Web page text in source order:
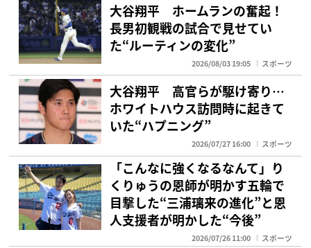
大谷翔平 ホームランの奮起！
長男初観戦の試合で見せてい
た“ルーティンの変化”
2026/08/03 19:05 スポーツ
大谷翔平 高官らが駆け寄り…
ホワイトハウス訪問時に起きて
いた“ハプニング”
2026/07/27 16:00 スポーツ
「こんなに強くなるなんて」り
くりゅうの恩師が明かす五輪で
目撃した“三浦璃来の進化”と恩
人支援者が明かした“今後”
2026/07/26 11:00 スポーツ